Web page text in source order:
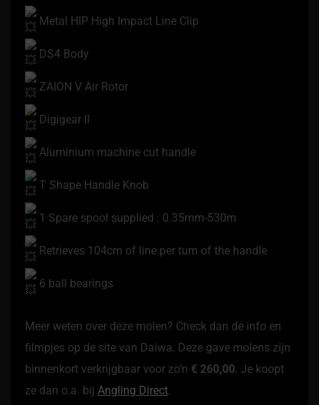
Metal HIP High Impact Line Clip
DS4 Body
ZAION V Air Rotor
Digigear II
Aluminium machine cut handle
T Shape Handle Knob
1 Spare spool supplied : 0.35mm-530m
Retrieves 104cm of line per turn of the handle
6 ball bearings
Meer weten over deze molen? Check dan de info en
filmpjes op de site van Daiwa. Deze gave molens zijn
binnenkort verkrijgbaar voor zo’n € 260,00. Je koopt
ze dan o.a. bij Angling Direct.